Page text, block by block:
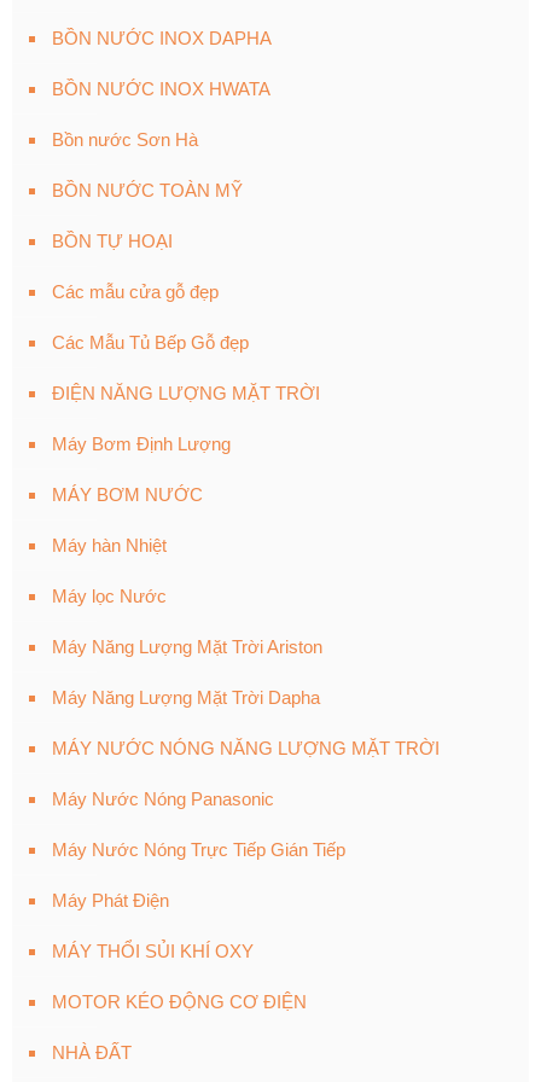
BỒN NƯỚC INOX DAPHA
BỒN NƯỚC INOX HWATA
Bồn nước Sơn Hà
BỒN NƯỚC TOÀN MỸ
BỒN TỰ HOẠI
Các mẫu cửa gỗ đẹp
Các Mẫu Tủ Bếp Gỗ đẹp
ĐIỆN NĂNG LƯỢNG MẶT TRỜI
Máy Bơm Định Lượng
MÁY BƠM NƯỚC
Máy hàn Nhiệt
Máy lọc Nước
Máy Năng Lượng Mặt Trời Ariston
Máy Năng Lượng Mặt Trời Dapha
MÁY NƯỚC NÓNG NĂNG LƯỢNG MẶT TRỜI
Máy Nước Nóng Panasonic
Máy Nước Nóng Trực Tiếp Gián Tiếp
Máy Phát Điện
MÁY THỔI SỦI KHÍ OXY
MOTOR KÉO ĐỘNG CƠ ĐIỆN
NHÀ ĐẤT